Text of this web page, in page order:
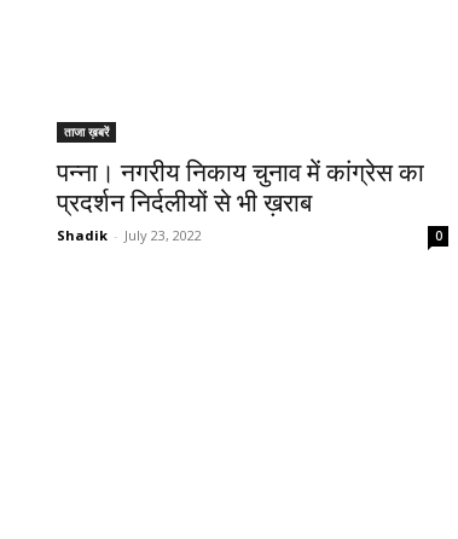
ताजा ख़बरें
पन्ना। नगरीय निकाय चुनाव में कांग्रेस का
प्रदर्शन निर्दलीयों से भी ख़राब
Shadik - July 23, 2022 0